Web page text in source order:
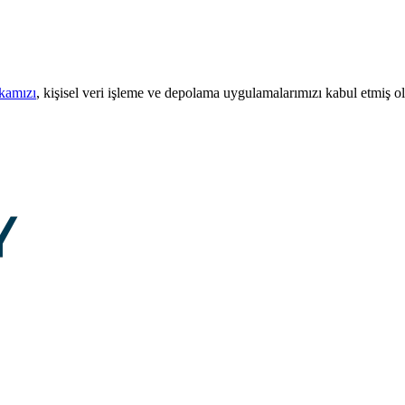
, kişisel veri işleme ve depolama uygulamalarımızı kabul etmiş